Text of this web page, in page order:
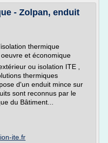
- Zolpan, enduit
thermique
et économique
ou isolation ITE ,
thermiques
d'un enduit mince sur
sont reconnus par le
du Bâtiment...
ite.fr